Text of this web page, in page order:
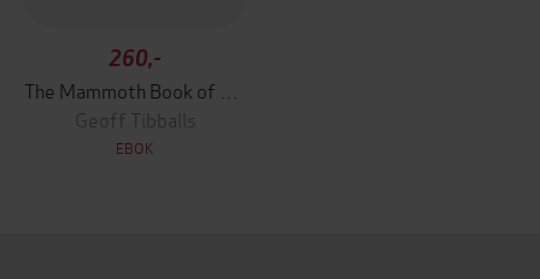
260,-
Geoff Tibballs
EBOK